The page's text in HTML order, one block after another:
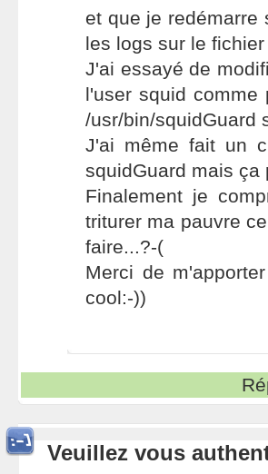
et que je redémarre
les logs sur le
J'ai essayé de
l'user squid comme
/usr/bin/squidGuard
J'ai même fait un
squidGuard mais ça
Finalement je
triturer ma pauvre
faire...?-(
Merci de
cool:-))
Veuillez vous